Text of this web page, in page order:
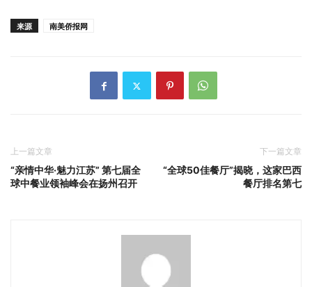
来源 南美侨报网
上一篇文章
“亲情中华·魅力江苏” 第七届全
球中餐业领袖峰会在扬州召开
下一篇文章
“全球50佳餐厅”揭晓，这家巴西
餐厅排名第七